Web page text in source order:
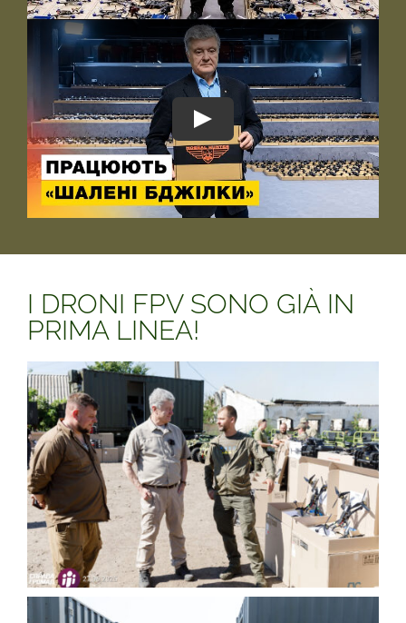
I DRONI FPV SONO GIÀ IN
PRIMA LINEA!